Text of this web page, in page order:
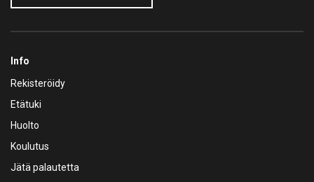
Info
Rekisteröidy
Etätuki
Huolto
Koulutus
Jätä palautetta